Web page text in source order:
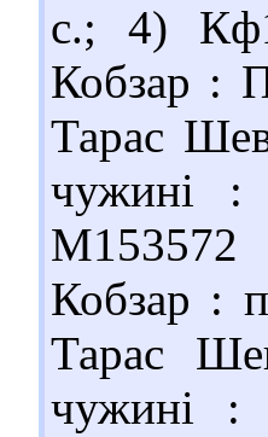
с.; 4)
Кобзар :
Тарас
чужині
Кобзар :
Тарас
чужині :